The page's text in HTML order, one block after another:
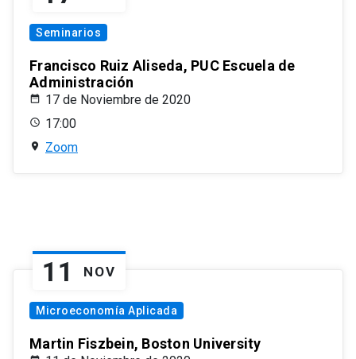
Seminarios
Francisco Ruiz Aliseda, PUC Escuela de
Administración
17 de Noviembre de 2020
17:00
Zoom
11 NOV
Microeconomía Aplicada
Martin Fiszbein, Boston University